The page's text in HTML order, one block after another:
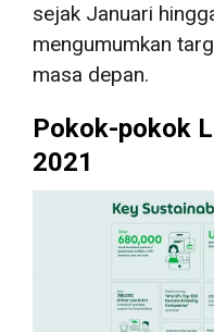
sejak Januari
mengumumkan
masa depan.
Pokok-pokok
2021